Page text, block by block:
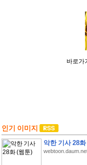
바로가
인기 이미지
악한 기사 28